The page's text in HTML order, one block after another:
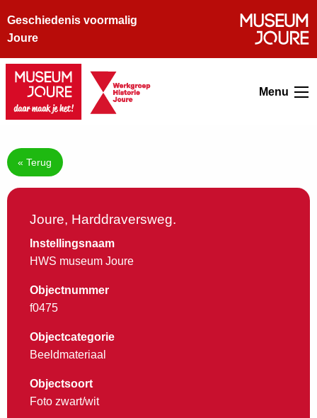
Geschiedenis voormalig
Joure
Menu
« Terug
Joure, Harddraversweg.
Instellingsnaam
HWS museum Joure
Objectnummer
f0475
Objectcategorie
Beeldmateriaal
Objectsoort
Foto zwart/wit